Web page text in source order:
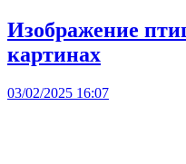
Изображение
картинах
03/02/2025 16:07